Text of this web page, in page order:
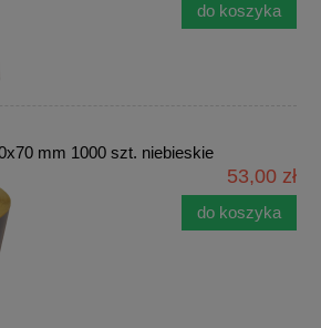
do koszyka
mm 1000 szt. niebieskie
53,00 zł
do koszyka